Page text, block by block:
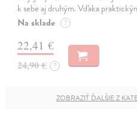
k sebe aj druhým. Vďaka
Na sklade ?
22,41 €
24,90 € ?
ZOBRAZIŤ ĎALŠIE Z